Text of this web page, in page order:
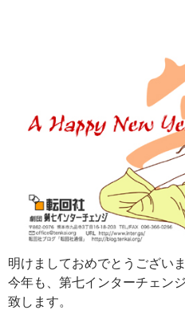
明けましておめでとうございま
今年も、第七インターチェン
致します。